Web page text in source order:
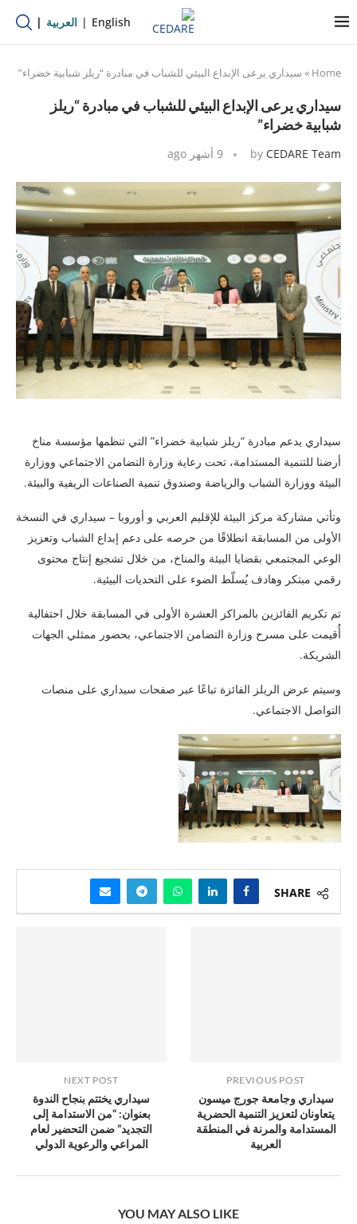
English العربية
Home
» سيداري يرعى الإبداع البيئي للشباب في مبادرة “ريلز شبابية خضراء”
سيداري يرعى الإبداع البيئي للشباب في مبادرة “ريلز
شبابية خضراء”
by CEDARE Team 9 أشهر ago
سيداري يدعم مبادرة “ريلز شبابية خضراء” التي تنظمها مؤسسة مناخ
أرضنا للتنمية المستدامة، تحت رعاية وزارة التضامن الاجتماعي ووزارة
البيئة ووزارة الشباب والرياضة وصندوق تنمية الصناعات الريفية والبيئة.
وتأتي مشاركة مركز البيئة للإقليم العربي و أوروبا – سيداري في النسخة
الأولى من المسابقة انطلاقًا من حرصه على دعم إبداع الشباب وتعزيز
الوعي المجتمعي بقضايا البيئة والمناخ، من خلال تشجيع إنتاج محتوى
رقمي مبتكر وهادف يُسلّط الضوء على التحديات البيئية.
تم تكريم الفائزين بالمراكز العشرة الأولى في المسابقة خلال احتفالية
أُقيمت على مسرح وزارة التضامن الاجتماعي، بحضور ممثلي الجهات
الشريكة.
وسيتم عرض الريلز الفائزة تباعًا عبر صفحات سيداري على منصات
التواصل الاجتماعي.
SHARE
PREVIOUS POST
سيداري وجامعة جورج ميسون
يتعاونان لتعزيز التنمية الحضرية
المستدامة والمرنة في المنطقة
العربية
NEXT POST
سيداري يختتم بنجاح الندوة
بعنوان: “من الاستدامة إلى
التجديد” ضمن التحضير لعام
المراعي والرعوية الدولي
YOU MAY ALSO LIKE